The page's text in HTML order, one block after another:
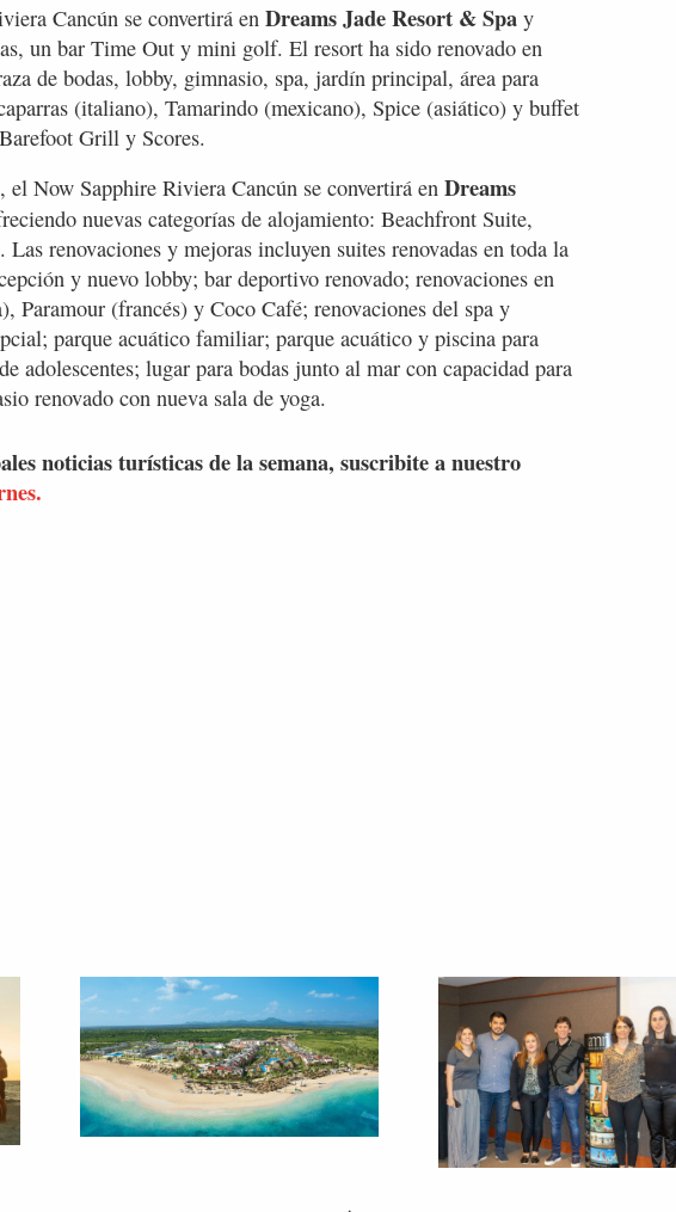
Cancún se convertirá en Dreams Jade Resort & Spa y
un bar Time Out y mini golf. El resort ha sido renovado en
de bodas, lobby, gimnasio, spa, jardín principal, área para
(italiano), Tamarindo (mexicano), Spice (asiático) y buffet
Grill y Scores.
el Now Sapphire Riviera Cancún se convertirá en Dreams
nuevas categorías de alojamiento: Beachfront Suite,
renovaciones y mejoras incluyen suites renovadas en toda la
y nuevo lobby; bar deportivo renovado; renovaciones en
Paramour (francés) y Coco Café; renovaciones del spa y
parque acuático familiar; parque acuático y piscina para
adolescentes; lugar para bodas junto al mar con capacidad para
renovado con nueva sala de yoga.
noticias turísticas de la semana, suscribite a nuestro